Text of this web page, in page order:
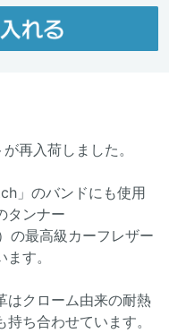
再入荷しました。
」のバンドにも使用
タンナー
の最高級カーフレザー
す。
はクローム由来の耐熱
ち合わせています。